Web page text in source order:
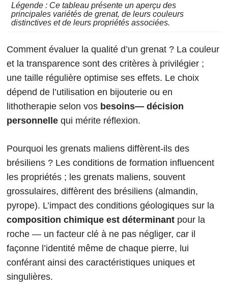
Légende : Ce tableau présente un aperçu des
principales variétés de grenat, de leurs couleurs
distinctives et de leurs propriétés associées.
Comment évaluer la qualité d’un grenat ? La couleur
et la transparence sont des critères à privilégier ;
une taille régulière optimise ses effets. Le choix
dépend de l’utilisation en bijouterie ou en
lithotherapie selon vos besoins— décision
personnelle qui mérite réflexion.
Pourquoi les grenats maliens diffèrent-ils des
brésiliens ? Les conditions de formation influencent
les propriétés ; les grenats maliens, souvent
grossulaires, diffèrent des brésiliens (almandin,
pyrope). L’impact des conditions géologiques sur la
composition chimique est déterminant pour la
roche — un facteur clé à ne pas négliger, car il
façonne l’identité même de chaque pierre, lui
conférant ainsi des caractéristiques uniques et
singulières.